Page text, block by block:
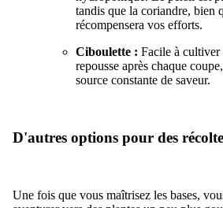
tandis que la coriandre, bien
récompensera vos efforts.
Ciboulette : Facile à cultiver
repousse après chaque
source constante de saveur.
D'autres options pour des
Une fois que vous maîtrisez les bases,